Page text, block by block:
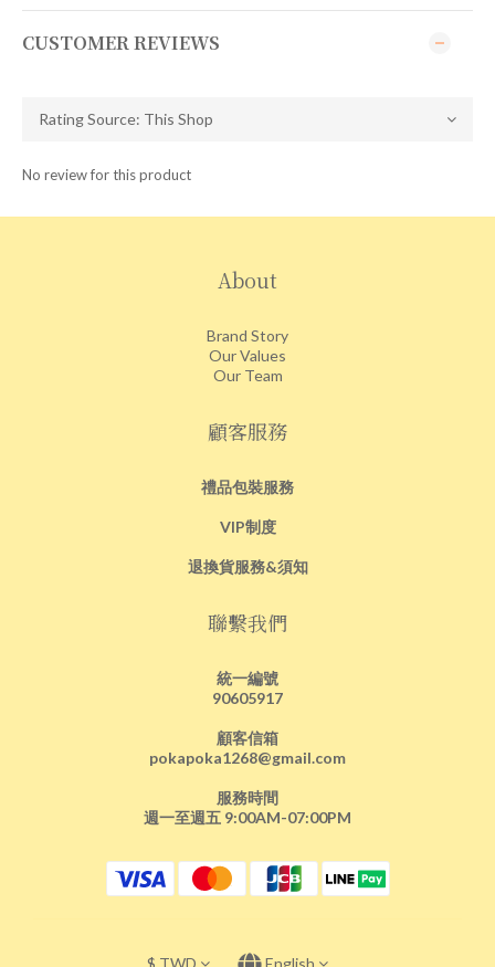
CUSTOMER REVIEWS
No review for this product
About
Brand Story
Our Values
Our Team
顧客服務
禮品包裝服務
VIP制度
退換貨服務&須知
聯繫我們
統一編號
90605917
顧客信箱
pokapoka1268@gmail.com
服務時間
週一至週五 9:00AM-07:00PM
$ TWD English